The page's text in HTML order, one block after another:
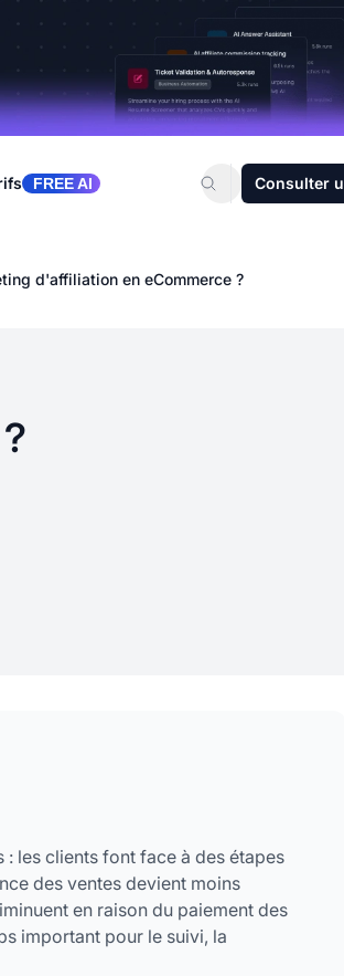
FREE AI Consulter
d'affiliation en eCommerce ?
les clients font face à des étapes
des ventes devient moins
en raison du paiement des
important pour le suivi, la